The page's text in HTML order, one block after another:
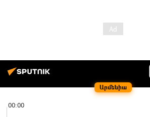
Արմենիա
00:00